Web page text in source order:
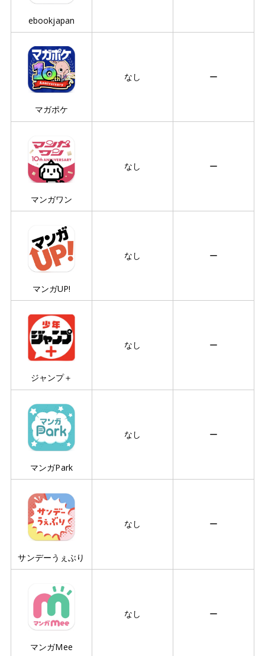
ebookjapan
マガポケ
なし ー
マンガワン
なし ー
マンガUP!
なし ー
ジャンプ＋
なし ー
マンガPark
なし ー
サンデーうぇぶり
なし ー
マンガMee
なし ー